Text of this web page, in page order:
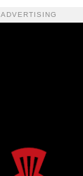
ADVERTISING